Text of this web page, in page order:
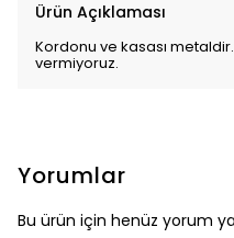
Ürün Açıklaması
Kordonu ve kasası
vermiyoruz.
Yorumlar
Bu ürün için henüz yorum